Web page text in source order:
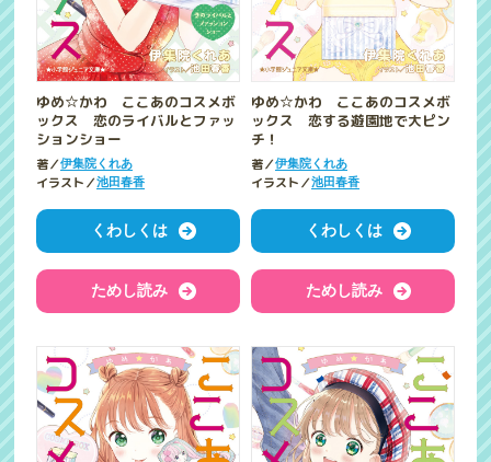
ゆめ☆かわ ここあのコスメボ
ックス 恋のライバルとファッ
ションショー
著／伊集院くれあ
イラスト／池田春香
くわしくは
ためし読み
ゆめ☆かわ ここあのコスメボ
ックス 恋する遊園地で大ピン
チ！
著／伊集院くれあ
イラスト／池田春香
くわしくは
ためし読み